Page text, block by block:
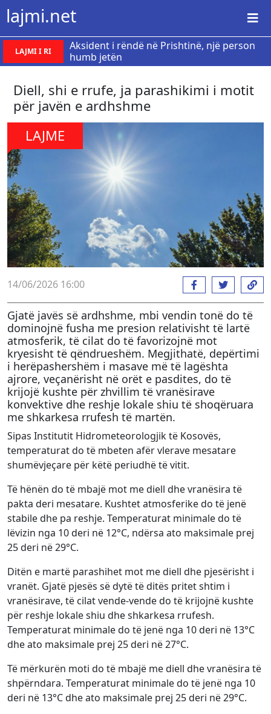
lajmi.net
LAJMI I RI
Aksident i rëndë në Prishtinë, një person
humb jetën
Diell, shi e rrufe, ja parashikimi i motit
për javën e ardhshme
LAJME
14/06/2026 16:00
Gjatë javës së ardhshme, mbi vendin tonë do të
dominojnë fusha me presion relativisht të lartë
atmosferik, të cilat do të favorizojnë mot
kryesisht të qëndrueshëm. Megjithatë, depërtimi
i herëpashershëm i masave më të lagështa
ajrore, veçanërisht në orët e pasdites, do të
krijojë kushte për zhvillim të vranësirave
konvektive dhe reshje lokale shiu të shoqëruara
me shkarkesa rrufesh të martën.
Sipas Institutit Hidrometeorologjik të Kosovës,
temperaturat do të mbeten afër vlerave mesatare
shumëvjeçare për këtë periudhë të vitit.
Të hënën do të mbajë mot me diell dhe vranësira të
pakta deri mesatare. Kushtet atmosferike do të jenë
stabile dhe pa reshje. Temperaturat minimale do të
lëvizin nga 10 deri në 12°C, ndërsa ato maksimale prej
25 deri në 29°C.
Ditën e martë parashihet mot me diell dhe pjesërisht i
vranët. Gjatë pjesës së dytë të ditës pritet shtim i
vranësirave, të cilat vende-vende do të krijojnë kushte
për reshje lokale shiu dhe shkarkesa rrufesh.
Temperaturat minimale do të jenë nga 10 deri në 13°C
dhe ato maksimale prej 25 deri në 27°C.
Të mërkurën moti do të mbajë me diell dhe vranësira të
shpërndara. Temperaturat minimale do të jenë nga 10
deri në 13°C dhe ato maksimale prej 25 deri në 29°C.